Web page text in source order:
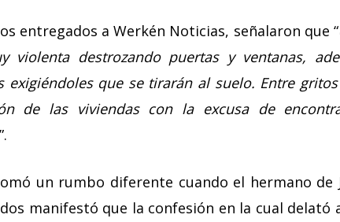
entregados a Werkén Noticias, señalaron que “
violenta destrozando puertas y ventanas,
exigiéndoles que se tirarán al suelo. Entre
de las viviendas con la excusa de
”.
un rumbo diferente cuando el hermano de
manifestó que la confesión en la cual